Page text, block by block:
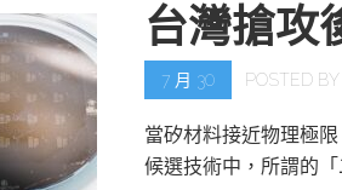
台灣搶攻
7 月 30 POSTED BY
當矽材料接近物理極
候選技術中，所謂的